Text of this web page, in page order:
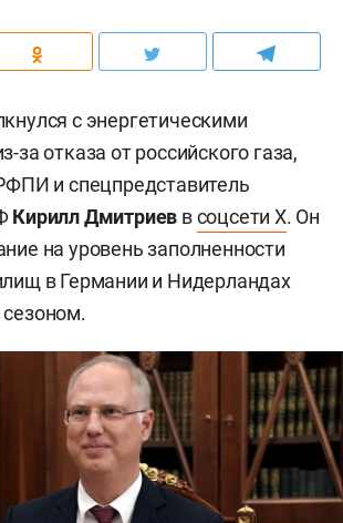
с энергетическими
за отказа от российского газа,
и спецпредставитель
Кирилл Дмитриев всоцсети X. Он
на уровень заполненности
в Германии и Нидерландах